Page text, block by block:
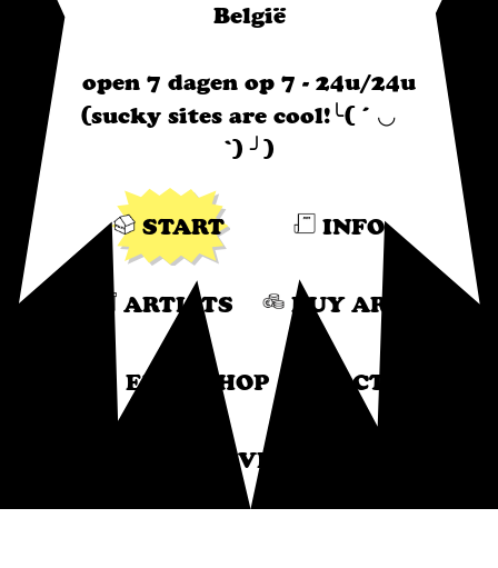
België
open 7 dagen op 7 - 24u/24u
(sucky sites are cool!╰( ´ ◡ゝ
`) ╯)
START INFO
ARTISTS BUY ART
EXPO SHOP ACTS
VERNI SSAGE